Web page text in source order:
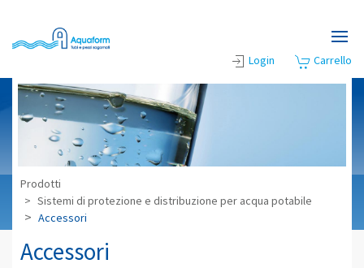
Skip to main content
Login Carrello
Prodotti
Sistemi di protezione e distribuzione per acqua potabile
Accessori
Accessori